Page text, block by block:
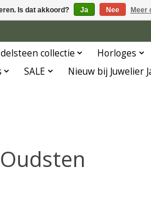
collectie Horloges
SALE Nieuw bij Juwelier
Is dat akkoord? Ja Nee Meer